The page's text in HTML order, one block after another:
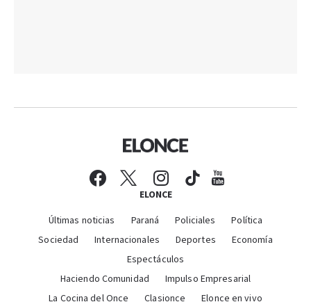
ELONCE
Últimas noticias Paraná Policiales
Política
Sociedad
Internacionales Deportes
Economía
Espectáculos
Haciendo Comunidad
Impulso Empresarial
La Cocina del Once
Clasionce Elonce en vivo